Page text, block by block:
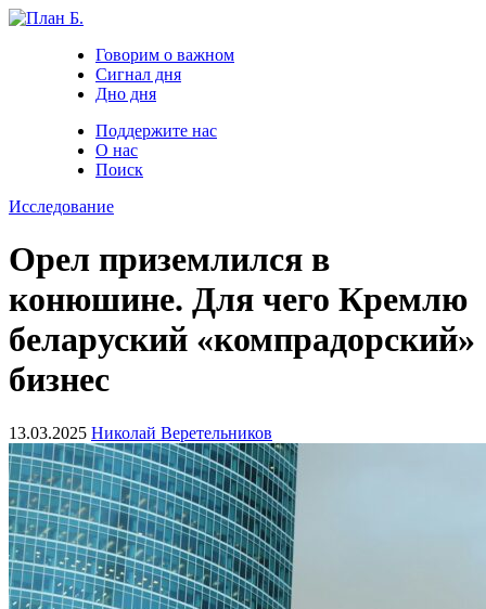
Говорим о важном
Сигнал дня
Дно дня
Поддержите нас
О нас
Поиск
Исследование
Орел приземлился в
конюшине. Для чего Кремлю
беларуский «компрадорский»
бизнес
13.03.2025 Николай Веретельников